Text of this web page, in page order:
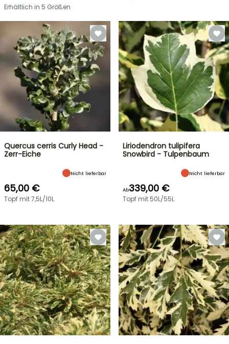
Erhältlich in 5 Größen
Quercus cerris Curly Head -
Zerr-Eiche
Nicht lieferbar
65,00 €
Topf mit 7,5L/10L
Liriodendron tulipifera
Snowbird - Tulpenbaum
Nicht lieferbar
Ab339,00 €
Topf mit 50L/55L